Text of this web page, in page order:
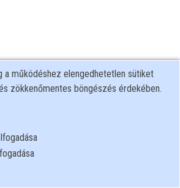
a működéshez elengedhetetlen sütiket
zökkenőmentes böngészés érdekében.